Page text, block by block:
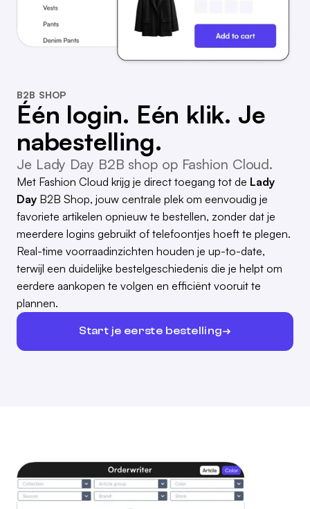
B2B SHOP
Één login. Eén klik. Je
nabestelling.
Je Lady Day B2B shop op Fashion Cloud.
Met Fashion Cloud krijg je direct toegang tot de Lady
Day B2B Shop, jouw centrale plek om eenvoudig je
favoriete artikelen opnieuw te bestellen, zonder dat je
meerdere logins gebruikt of telefoontjes hoeft te plegen.
Real-time voorraadinzichten houden je up-to-date,
terwijl een duidelijke bestelgeschiedenis die je helpt om
eerdere aankopen te volgen en efficiënt vooruit te
plannen.
Start je eerste bestelling